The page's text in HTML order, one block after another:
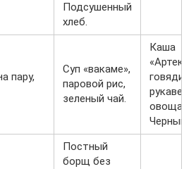
Подсушенный
хлеб.
пару,
Суп «вакаме»,
паровой рис,
зеленый чай.
Каша
«Артек»,
рукаве с
Черный
Постный
борщ без